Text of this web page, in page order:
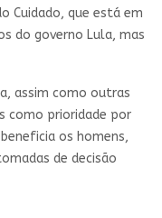
Cuidado, que está em
do governo Lula, mas
assim como outras
como prioridade por
os homens,
de decisão